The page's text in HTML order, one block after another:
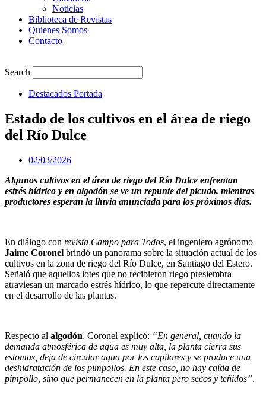
Noticias
Biblioteca de Revistas
Quienes Somos
Contacto
Search
Destacados Portada
Estado de los cultivos en el área de riego
del Río Dulce
02/03/2026
Algunos cultivos en el área de riego del Río Dulce enfrentan
estrés hídrico y en algodón se ve un repunte del picudo, mientras
productores esperan la lluvia anunciada para los próximos días.
En diálogo con revista Campo para Todos, el ingeniero agrónomo
Jaime Coronel brindó un panorama sobre la situación actual de los
cultivos en la zona de riego del Río Dulce, en Santiago del Estero.
Señaló que aquellos lotes que no recibieron riego presiembra
atraviesan un marcado estrés hídrico, lo que repercute directamente
en el desarrollo de las plantas.
Respecto al algodón, Coronel explicó: “En general, cuando la
demanda atmosférica de agua es muy alta, la planta cierra sus
estomas, deja de circular agua por los capilares y se produce una
deshidratación de los pimpollos. En este caso, no hay caída de
pimpollo, sino que permanecen en la planta pero secos y teñidos”.